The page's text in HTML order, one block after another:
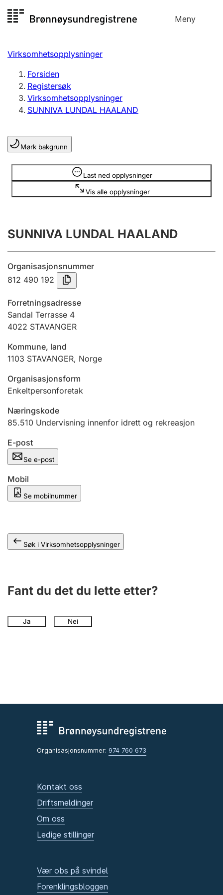
til
Meny
Registersøk
Aksjeselskap
Enkeltpersonforetak
Registrere, endre, slette
Lag og forening
Registrere, endre, slette
Årsregnskap
Innsending og forsinkelsesgebyr
Tinglysing
Jeger
Ektepaktveileder
Offentlig sektor
Andre tema
Virksomhetsopplysninger
Forsiden
Registersøk
Virksomhetsopplysninger
SUNNIVA LUNDAL HAALAND
Mørk bakgrunn
Last ned opplysninger
Vis alle opplysninger
Opplysninger er skjult
SUNNIVA LUNDAL HAALAND
Organisasjonsnummer
812 490 192
Forretningsadresse
Sandal Terrasse 4
4022 STAVANGER
Kommune, land
1103 STAVANGER, Norge
Organisasjonsform
Enkeltpersonforetak
Næringskode
85.510 Undervisning innenfor idrett og rekreasjon
E-post
Se e-post
Mobil
Se mobilnummer
Søk i Virksomhetsopplysninger
Fant du det du lette etter?
Ja Nei
Organisasjonsnummer: 974 760 673
Kontakt oss
Driftsmeldinger
Om oss
Ledige stillinger
Vær obs på svindel
Forenklingsbloggen